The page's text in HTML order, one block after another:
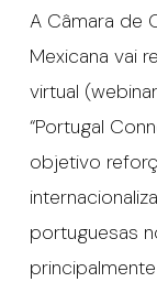
A Câmara de
Mexicana vai
virtual
“Portugal
objetivo
portuguesas